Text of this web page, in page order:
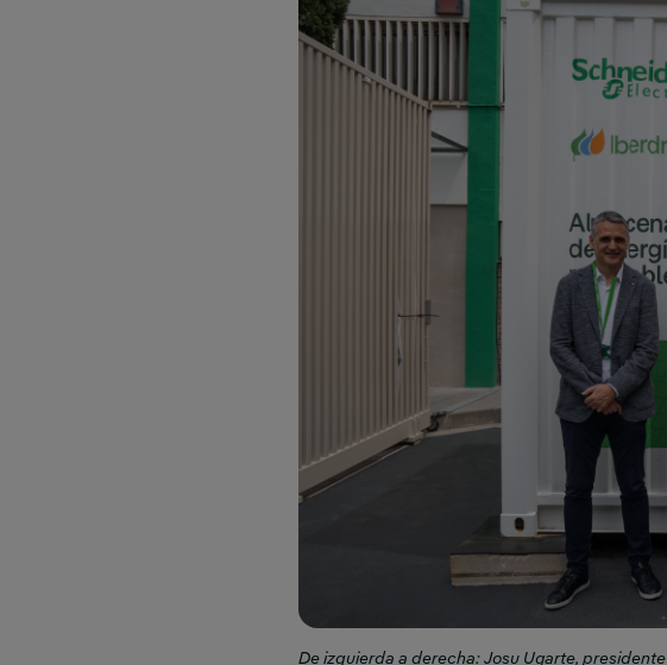
De izquierda a derecha: Josu Ugarte,